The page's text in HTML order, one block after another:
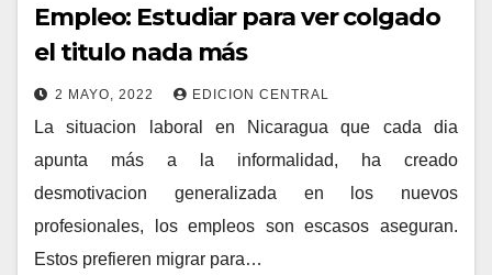
Empleo: Estudiar para ver colgado
el titulo nada más
2 MAYO, 2022 EDICION CENTRAL
La situacion laboral en Nicaragua que cada dia
apunta más a la informalidad, ha creado
desmotivacion generalizada en los nuevos
profesionales, los empleos son escasos aseguran.
Estos prefieren migrar para…